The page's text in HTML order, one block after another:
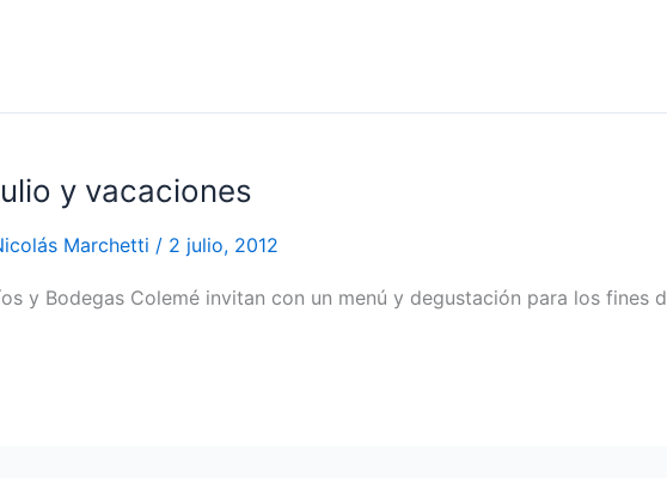
y vacaciones
Marchetti / 2 julio, 2012
y Bodegas Colemé invitan con un menú y degustación para los fines